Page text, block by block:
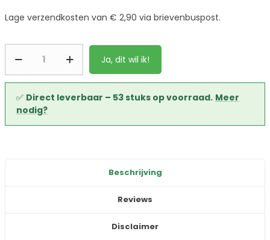
Lage verzendkosten van € 2,90 via brievenbuspost.
kleefrondjes
voor
magneten
Ø
Ja, dit wil ik!
✅ Direct leverbaar – 53 stuks op voorraad. Meer
nodig?
Beschrijving
Reviews
Disclaimer